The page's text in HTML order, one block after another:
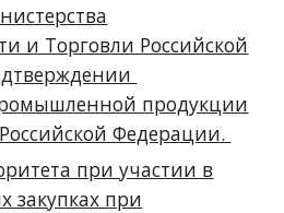
и Торговли Российской
продукции
Федерации.
при участии в
закупках при